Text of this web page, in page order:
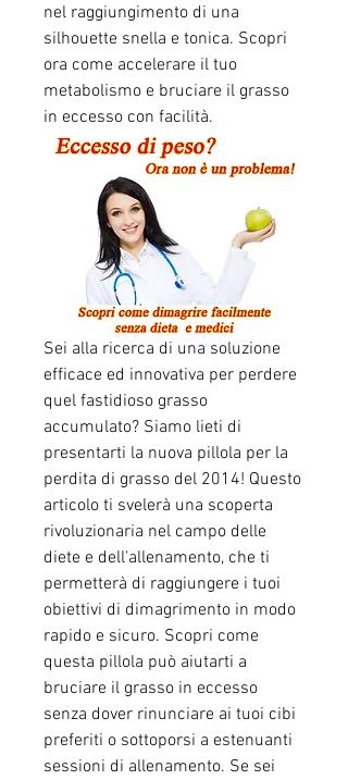
nel raggiungimento di una
silhouette snella e tonica. Scopri
ora come accelerare il tuo
metabolismo e bruciare il grasso
in eccesso con facilità.
Sei alla ricerca di una soluzione
efficace ed innovativa per perdere
quel fastidioso grasso
accumulato? Siamo lieti di
presentarti la nuova pillola per la
perdita di grasso del 2014! Questo
articolo ti svelerà una scoperta
rivoluzionaria nel campo delle
diete e dell'allenamento, che ti
permetterà di raggiungere i tuoi
obiettivi di dimagrimento in modo
rapido e sicuro. Scopri come
questa pillola può aiutarti a
bruciare il grasso in eccesso
senza dover rinunciare ai tuoi cibi
preferiti o sottoporsi a estenuanti
sessioni di allenamento. Se sei